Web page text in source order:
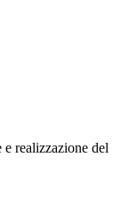
realizzazione del